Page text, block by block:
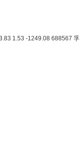
1.53 -1249.08 688567 孚